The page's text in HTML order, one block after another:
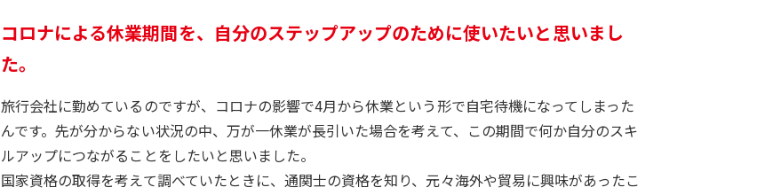
コロナによる休業期間を、自分のステップアップのために使いたいと思いまし
た。
旅行会社に勤めているのですが、コロナの影響で4月から休業という形で自宅待機になってしまった
んです。先が分からない状況の中、万が一休業が長引いた場合を考えて、この期間で何か自分のスキ
ルアップにつながることをしたいと思いました。
国家資格の取得を考えて調べていたときに、通関士の資格を知り、元々海外や貿易に興味があったこ